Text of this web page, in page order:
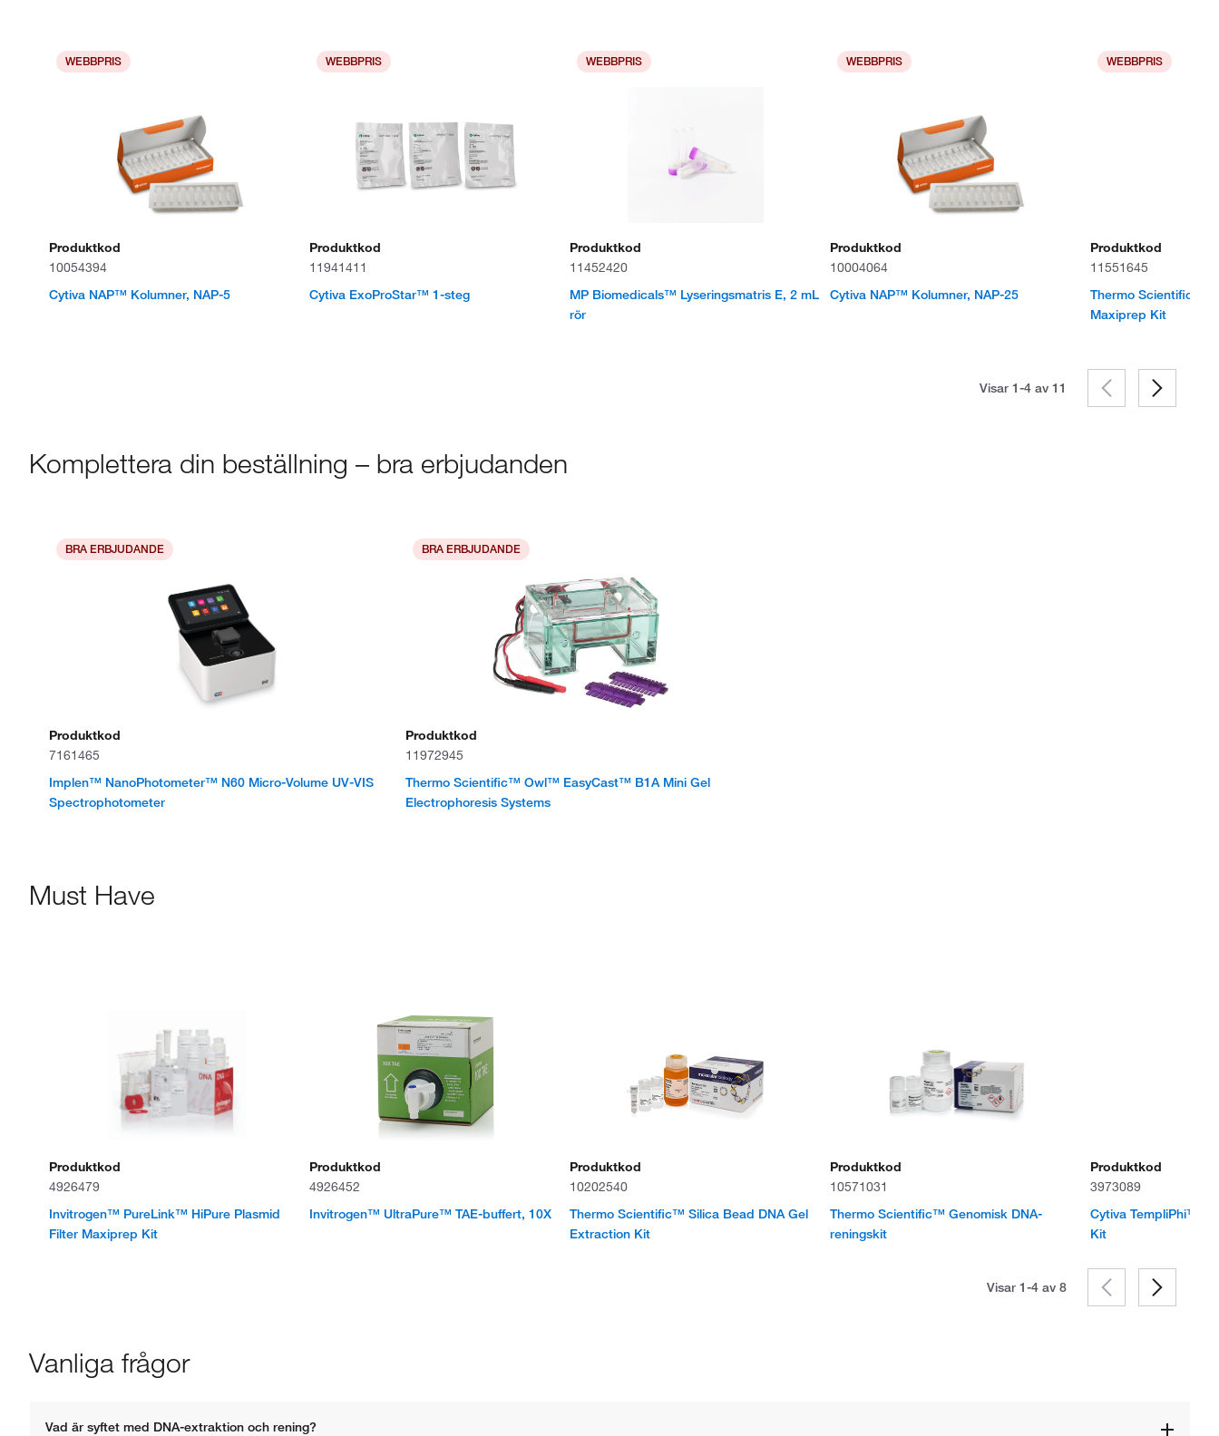
WEBBPRIS
Produktkod
10054394
Cytiva NAP™ Kolumner, NAP-5
WEBBPRIS
Produktkod
11941411
Cytiva ExoProStar™ 1-steg
WEBBPRIS
Produktkod
11452420
MP Biomedicals™ Lyseringsmatris E, 2 mL
rör
WEBBPRIS
Produktkod
10004064
Cytiva NAP™ Kolumner, NAP-25
WEBBPRIS
Produktkod
11551645
Thermo Scientific™
Maxiprep Kit
Visar 1-4 av 11
Komplettera din beställning – bra erbjudanden
BRA ERBJUDANDE
Produktkod
7161465
Implen™ NanoPhotometer™ N60 Micro-Volume UV-VIS
Spectrophotometer
BRA ERBJUDANDE
Produktkod
11972945
Thermo Scientific™ Owl™ EasyCast™ B1A Mini Gel
Electrophoresis Systems
Must Have
Produktkod
4926479
Invitrogen™ PureLink™ HiPure Plasmid
Filter Maxiprep Kit
Produktkod
4926452
Invitrogen™ UltraPure™ TAE-buffert, 10X
Produktkod
10202540
Thermo Scientific™ Silica Bead DNA Gel
Extraction Kit
Produktkod
10571031
Thermo Scientific™ Genomisk DNA-
reningskit
Produktkod
3973089
Cytiva TempliPhi™
Kit
Visar 1-4 av 8
Vanliga frågor
Vad är syftet med DNA-extraktion och rening?